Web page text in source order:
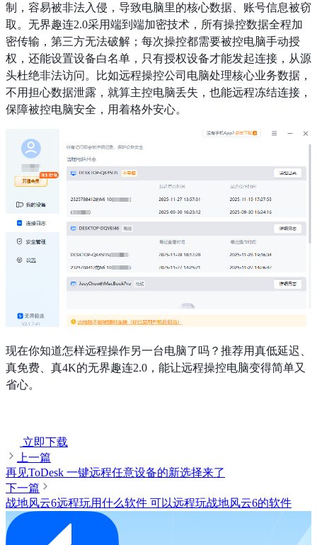
制，容易被非法入侵，导致电脑里的核心数据、账号信息被窃
取。无界趣连2.0采用端到端加密技术，所有操控数据全程加
密传输，第三方无法破解；每次操控都需要被控电脑手动授
权，还能设置设备白名单，只有授权设备才能发起连接，从源
头杜绝非法访问。比如远程操控公司电脑处理核心业务数据，
不用担心数据泄露，就算主控电脑丢失，也能远程冻结连接，
保障被控电脑安全，用着格外安心。
现在你知道怎样远程操作另一台电脑了吗？推荐用真低延迟、
真免费、真4K的无界趣连2.0，能让远程操控电脑变得简单又
省心。
立即下载
上一篇
再见ToDesk 一键远程任意设备的新选择来了
下一篇
战地风云6远程玩用什么软件 可以远程玩战地风云6的软件